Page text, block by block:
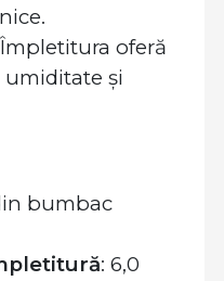
oferă
umiditate și
bumbac
: 6,0